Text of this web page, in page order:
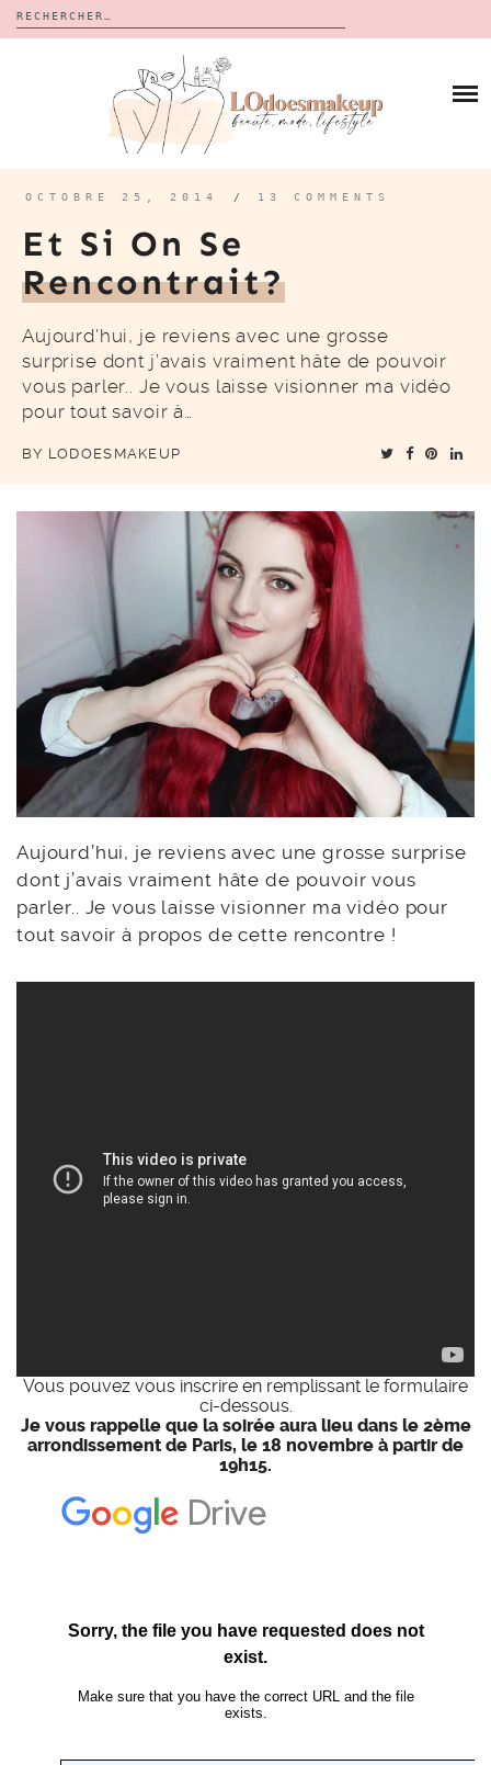
Rechercher :
CALENDRIERS DE L’AVENT
BON PLAN
À PROPOS
CONTACT
OCTOBRE 25, 2014 / 13 COMMENTS
Et Si On Se
Rencontrait?
Aujourd’hui, je reviens avec une grosse
surprise dont j’avais vraiment hâte de pouvoir
vous parler.. Je vous laisse visionner ma vidéo
pour tout savoir à…
BY LODOESMAKEUP
Aujourd’hui, je reviens avec une grosse surprise
dont j’avais vraiment hâte de pouvoir vous
parler.. Je vous laisse visionner ma vidéo pour
tout savoir à propos de cette rencontre !
Vous pouvez vous inscrire en remplissant le formulaire
ci-dessous.
Je vous rappelle que la soirée aura lieu dans le 2ème
arrondissement de Paris, le 18 novembre à partir de
19h15.